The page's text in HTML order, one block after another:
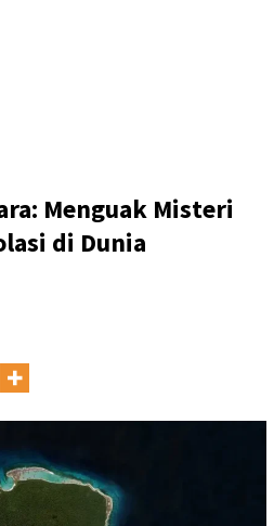
Menguak Misteri
di Dunia